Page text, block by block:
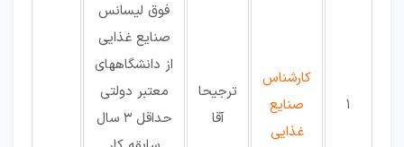
1
کارشناس
صنایع
غذایی
ترجیحا
آقا
فوق لیسانس
صنایع غذایی
از دانشگاههای
معتبر دولتی
حداقل 3 سال